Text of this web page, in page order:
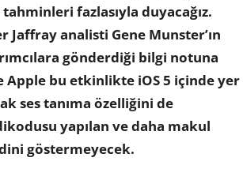
fazlasıyla duyacağız.
Jaffray analisti Gene Munster’ın
gönderdiği bilgi notuna
Apple bu etkinlikte iOS 5 içinde yer
ses tanıma özelliğini de
yapılan ve daha makul
göstermeyecek.